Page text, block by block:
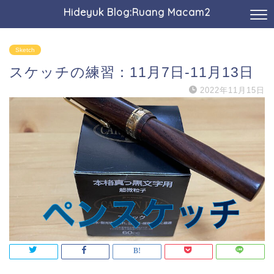
Hideyuk Blog:Ruang Macam2
Sketch
スケッチの練習：11月7日-11月13日
2022年11月15日